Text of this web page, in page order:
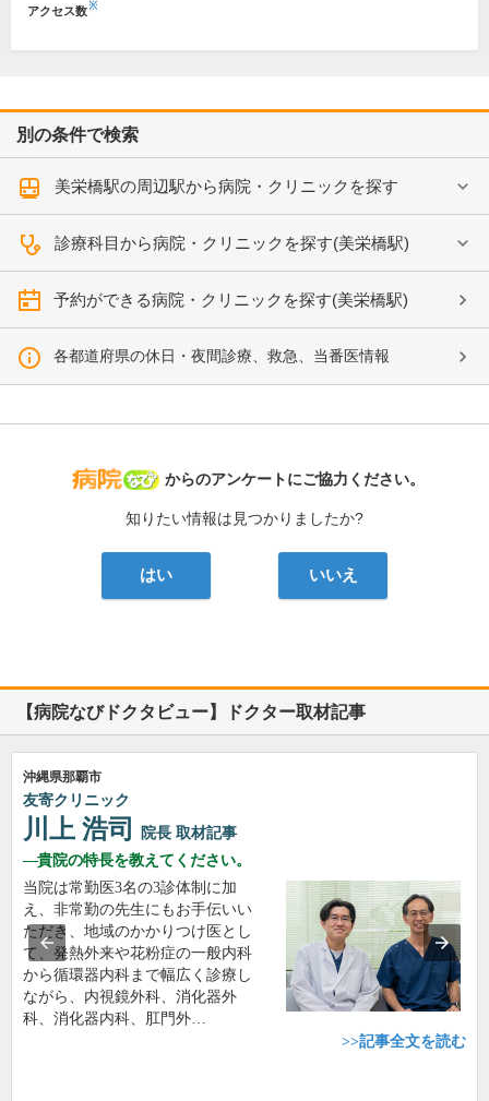
アクセス数※
別の条件で検索
美栄橋駅の周辺駅から病院・クリニックを探す
診療科目から病院・クリニックを探す(美栄橋駅)
予約ができる病院・クリニックを探す(美栄橋駅)
各都道府県の休日・夜間診療、救急、当番医情報
病院なび
からのアンケートにご協力ください。
知りたい情報は見つかりましたか?
はい いいえ
【病院なびドクタビュー】ドクター取材記事
沖縄県那覇市
友寄クリニック
川上 浩司 院長 取材記事
貴院の特長を教えてください。
当院は常勤医3名の3診体制に加
え、非常勤の先生にもお手伝いい
ただき、地域のかかりつけ医とし
て、発熱外来や花粉症の一般内科
から循環器内科まで幅広く診療し
ながら、内視鏡外科、消化器外
科、消化器内科、肛門外…
>>記事全文を読む